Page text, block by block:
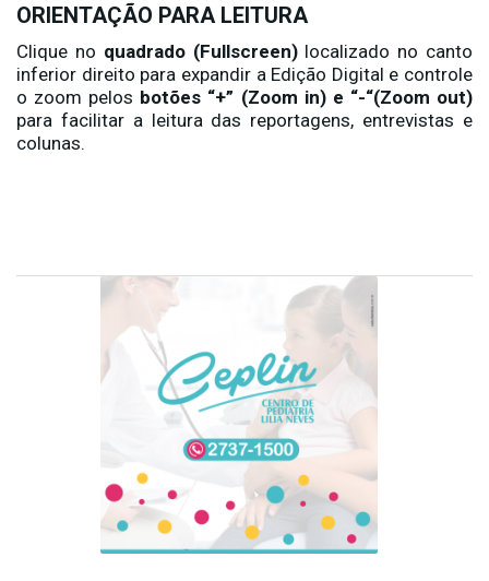
ORIENTAÇÃO PARA LEITURA
Clique no quadrado (Fullscreen)localizado no canto
inferior direito para expandir a Edição Digital e controle
o zoom pelos botões “+” (Zoom in) e “-“(Zoom out)
para facilitar a leitura das reportagens, entrevistas e
colunas.